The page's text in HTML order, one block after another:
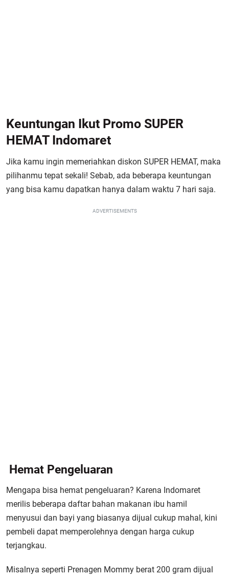
Keuntungan Ikut Promo SUPER
HEMAT Indomaret
Jika kamu ingin memeriahkan diskon SUPER HEMAT, maka
pilihanmu tepat sekali! Sebab, ada beberapa keuntungan
yang bisa kamu dapatkan hanya dalam waktu 7 hari saja.
ADVERTISEMENTS
Hemat Pengeluaran
Mengapa bisa hemat pengeluaran? Karena Indomaret
merilis beberapa daftar bahan makanan ibu hamil
menyusui dan bayi yang biasanya dijual cukup mahal, kini
pembeli dapat memperolehnya dengan harga cukup
terjangkau.
Misalnya seperti Prenagen Mommy berat 200 gram dijual